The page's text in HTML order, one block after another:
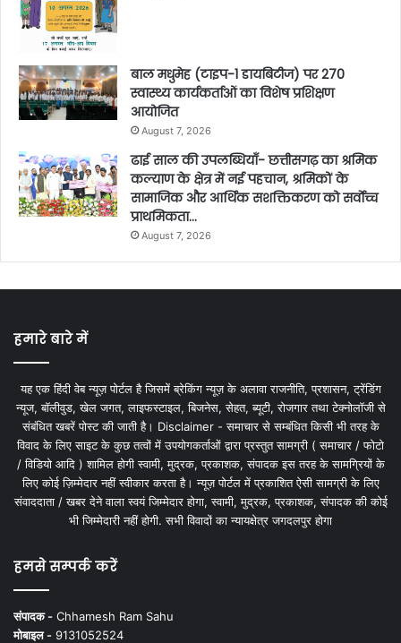
बाल मधुमेह (टाइप-1 डायबिटीज) पर 270
स्वास्थ्य कार्यकर्ताओं का विशेष प्रशिक्षण
आयोजित
August 7, 2026
ढाई साल की उपलब्धियाँ- छत्तीसगढ़ का श्रमिक
कल्याण के क्षेत्र में नई पहचान, श्रमिकों के
सामाजिक और आर्थिक सशक्तिकरण को सर्वाेच्च
प्राथमिकता…
August 7, 2026
हमारे बारे में
यह एक हिंदी वेब न्यूज़ पोर्टल है जिसमें ब्रेकिंग न्यूज़ के अलावा राजनीति, प्रशासन, ट्रेंडिंग
न्यूज, बॉलीवुड, खेल जगत, लाइफस्टाइल, बिजनेस, सेहत, ब्यूटी, रोजगार तथा टेक्नोलॉजी से
संबंधित खबरें पोस्ट की जाती है। Disclaimer - समाचार से सम्बंधित किसी भी तरह के
विवाद के लिए साइट के कुछ तत्वों में उपयोगकर्ताओं द्वारा प्रस्तुत सामग्री ( समाचार / फोटो
/ विडियो आदि ) शामिल होगी स्वामी, मुद्रक, प्रकाशक, संपादक इस तरह के सामग्रियों के
लिए कोई ज़िम्मेदार नहीं स्वीकार करता है। न्यूज़ पोर्टल में प्रकाशित ऐसी सामग्री के लिए
संवाददाता / खबर देने वाला स्वयं जिम्मेदार होगा, स्वामी, मुद्रक, प्रकाशक, संपादक की कोई
भी जिम्मेदारी नहीं होगी. सभी विवादों का न्यायक्षेत्र जगदलपुर होगा
हमसे सम्पर्क करें
संपादक - Chhamesh Ram Sahu
मोबाइल - 9131052524